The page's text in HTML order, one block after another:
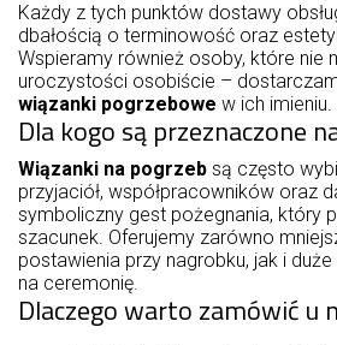
Każdy z tych punktów dostawy
dbałością o terminowość oraz
Wspieramy również osoby, które nie
uroczystości osobiście –
wiązanki pogrzebowe w ich imieniu.
Dla kogo są przeznaczone
Wiązanki na pogrzeb są często
przyjaciół, współpracowników oraz
symboliczny gest pożegnania, który
szacunek. Oferujemy zarówno
postawienia przy nagrobku, jak i
na ceremonię.
Dlaczego warto zamówić u